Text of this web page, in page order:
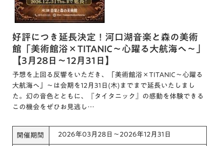
好評につき延長決定！河口湖音楽と森の美術
館「美術館浴×TITANIC～心躍る大航海へ～」
【3月28日～12月31日】
予想を上回る反響をいただき、「美術館浴×TITANIC～心躍る
大航海へ」～は会期を12月31日(木)までまで延長いたしまし
た。幻の音色とともに、『タイタニック』の感動を体験できる
この機会をぜひお見逃し…
開催期間 2026年03月28日～2026年12月31日